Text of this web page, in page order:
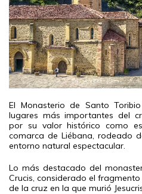
El Monasterio de Santo
lugares más importantes del
por su valor histórico como
comarca de Liébana, rodeado
entorno natural espectacular.
Lo más destacado del
Crucis, considerado el
de la cruz en la que murió